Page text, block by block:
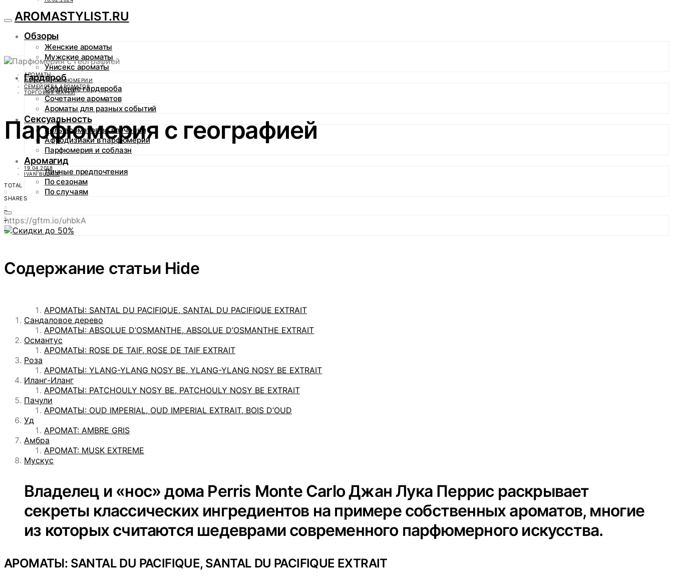
AROMASTYLIST.RU
Обзоры
Женские ароматы
Мужские ароматы
Унисекс ароматы
Гардероб
Создание гардероба
Сочетание ароматов
Ароматы для разных событий
Сексуальность
Роль ароматов во влечении
Афродизиаки в парфюмерии
Парфюмерия и соблазн
Аромагид
Личные предпочтения
По сезонам
По случаям
https://gftm.io/uhbkA
АРОМАТЫ
ИСТОРИЯ ПАРФЮМЕРИИ
СЕМЕЙСТВА АРОМАТОВ
ТОРГОВЫЕ МАРКИ
Парфюмерия с географией
19.04.2018
IVAN BUDNIK
TOTAL
0
SHARES
0
0
0
Содержание статьи Hide
АРОМАТЫ: SANTAL DU PACIFIQUE, SANTAL DU PACIFIQUE EXTRAIT
Сандаловое дерево
АРОМАТЫ: ABSOLUE D’OSMANTHE, ABSOLUE D’OSMANTHE EXTRAIT
Османтус
АРОМАТЫ: ROSE DE TAIF, ROSE DE TAIF EXTRAIT
Роза
АРОМАТЫ: YLANG-YLANG NOSY BE, YLANG-YLANG NOSY BE EXTRAIT
Иланг-Иланг
АРОМАТЫ: PATCHOULY NOSY BE, PATCHOULY NOSY BE EXTRAIT
Пачули
АРОМАТЫ: OUD IMPERIAL, OUD IMPERIAL EXTRAIT, BOIS D’OUD
Уд
АРОМАТ: AMBRE GRIS
Амбра
АРОМАТ: MUSK EXTREME
Мускус
Владелец и «нос» дома Perris Monte Carlo Джан Лука Перрис раскрывает
секреты классических ингредиентов на примере собственных ароматов, многие
из которых считаются шедеврами современного парфюмерного искусства.
АРОМАТЫ: SANTAL DU PACIFIQUE, SANTAL DU PACIFIQUE EXTRAIT